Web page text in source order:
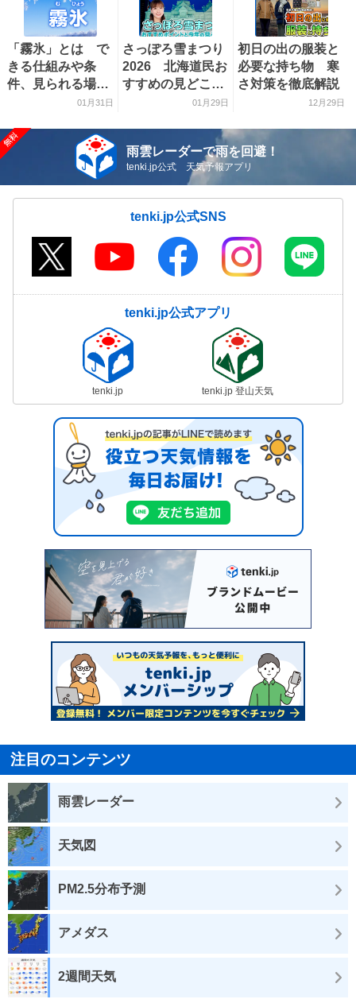
「霧氷」とは で
きる仕組みや条
件、見られる場所
01月31日
さっぽろ雪まつり
2026 北海道民お
すすめの見どころ
01月29日
初日の出の服装と
必要な持ち物 寒
さ対策を徹底解説
12月29日
雨雲レーダーで雨を回避！
tenki.jp公式 天気予報アプリ
tenki.jp公式SNS
tenki.jp公式アプリ
tenki.jp tenki.jp 登山天気
注目のコンテンツ
雨雲レーダー
天気図
PM2.5分布予測
アメダス
2週間天気